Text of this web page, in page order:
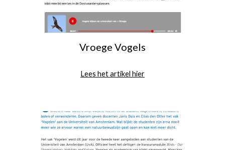
Vroege Vogels
Lees het artikel hier